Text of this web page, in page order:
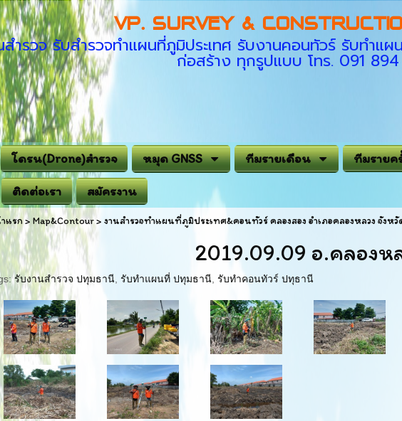
VP. SURVEY &
ำรวจ รับสำรวจทำแผนที่ภูมิประเทศ รับงานคอนทัวร์ รับทำแ
ก่อสร้าง ทุกรูปแบบ โทร. 091
โดรน(Drone)สำรวจ หมุด GNSS ทีมรายเดือน ทีมรายค
ติดต่อเรา สมัครงาน
แรก> Map&Contour> งานสำรวจทำแผนที่ภูมิประเทศ&คอนทัวร์ คลองสอง อำเภอคลองหลวง จังห
2019.09.09 อ.คลองห
รับงานสำรวจ ปทุมธานี ,รับทำแผนที่ ปทุมธานี ,รับทำคอนทัวร์ ปทุธานี